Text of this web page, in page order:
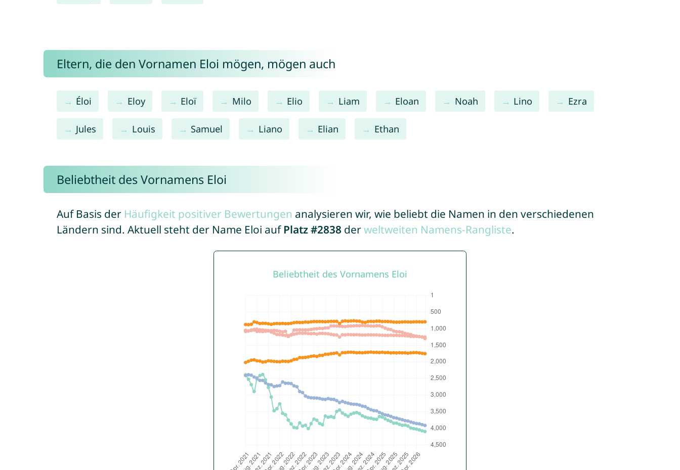
Eltern, die den Vornamen Eloi mögen, mögen auch
Éloi Eloy Eloï Milo Elio Liam Eloan Noah Lino Ezra
Jules Louis Samuel Liano Elian Ethan
Beliebtheit des Vornamens Eloi
Auf Basis der Häufigkeit positiver Bewertungen analysieren wir, wie beliebt die Namen in den verschiedenen
Ländern sind. Aktuell steht der Name Eloi auf Platz #2838 derweltweiten Namens-Rangliste.